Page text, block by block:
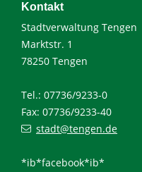
Kontakt
Stadtverwaltung Tengen
Marktstr. 1
78250 Tengen
Tel.: 07736/9233-0
Fax: 07736/9233-40
stadt@tengen.de
*ib*facebook*ib*